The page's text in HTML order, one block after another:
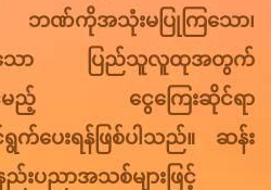
ကိုအသုံးမပြုကြသော၊
သော ပြည်သူလူထုအတွက်
င်မည့် ငွေကြေးဆိုင်ရာ
က်ပေးရန်ဖြစ်ပါသည်။ ဆန်း
းပညာအသစ်များဖြင့်